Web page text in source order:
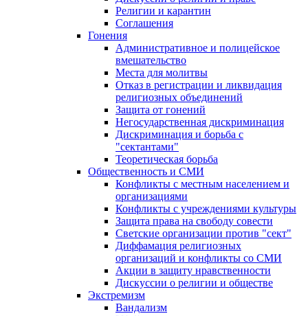
Религии и карантин
Соглашения
Гонения
Административное и полицейское
вмешательство
Места для молитвы
Отказ в регистрации и ликвидация
религиозных объединений
Защита от гонений
Негосударственная дискриминация
Дискриминация и борьба с
"сектантами"
Теоретическая борьба
Общественность и СМИ
Конфликты с местным населением и
организациями
Конфликты с учреждениями культуры
Защита права на свободу совести
Светские организации против "сект"
Диффамация религиозных
организаций и конфликты со СМИ
Акции в защиту нравственности
Дискуссии о религии и обществе
Экстремизм
Вандализм